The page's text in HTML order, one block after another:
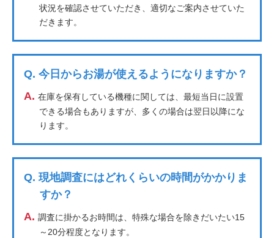
状況を確認させていただき、適切なご案内させていた
だきます。
Q. 今日からお湯が使えるようになりますか？
A. 在庫を保有している機種に関しては、最短当日に設置
できる場合もありますが、多くの場合は翌日以降にな
ります。
Q. 現地調査にはどれくらいの時間がかかりま
すか？
A. 調査に掛かるお時間は、特殊な場合を除きだいたい15
～20分程度となります。